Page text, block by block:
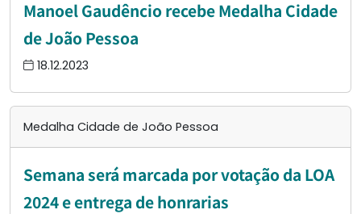
Manoel Gaudêncio recebe Medalha Cidade
de João Pessoa
18.12.2023
Medalha Cidade de João Pessoa
Semana será marcada por votação da LOA
2024 e entrega de honrarias